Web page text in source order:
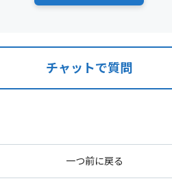
チャットで質問
一つ前に戻る